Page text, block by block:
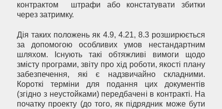
контрактом штрафи або констатувати збитки
через затримку.
Дія таких положень як 4.9, 4.21, 8.3 розширюється
за допомогою особливих умов нестандартним
шляхом. Існують такі обтяжливі вимоги щодо
змісту програми, звіту про хід роботи, якості плану
забезпечення, які є надзвичайно складними.
Короткі терміни для подання цих документів
(згідно з неустойками) передбачені в контракті. На
початку проекту (до того, як підрядник може бути